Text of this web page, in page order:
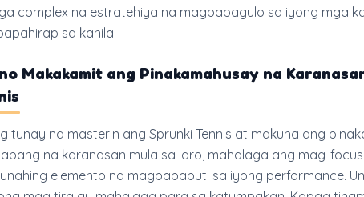
complex na estratehiya na magpapagulo sa iyong mga
sa kanila.
Makakamit ang Pinakamahusay na
tunay na masterin ang Sprunki Tennis at makuha ang
na karanasan mula sa laro, mahalaga ang mag-
elemento na magpapabuti sa iyong performance.